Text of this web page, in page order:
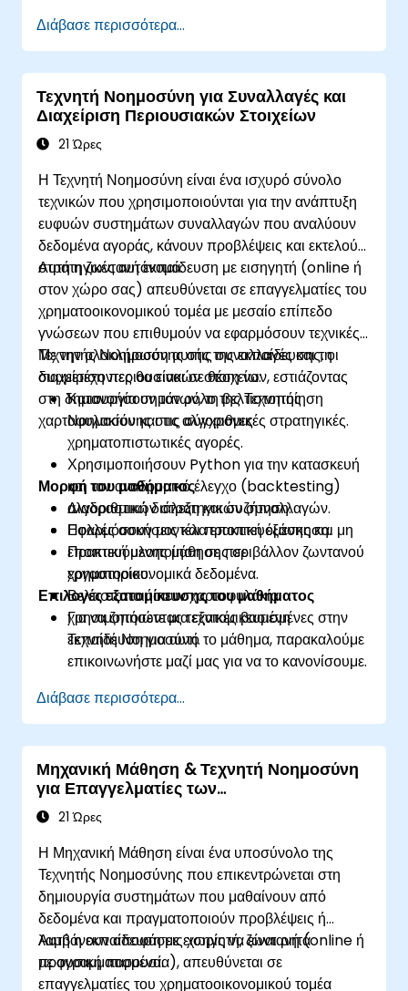
προβλέψεις και ανάλυση συναισθήματος
αγοράς.
Να αυτοματοποιήσουν τη χρηματοοικονομική
αναφορά και την εξαγωγή δεδομένων
χρησιμοποιώντας προτροπές Τεχνητής
Νοημοσύνης.
κινδύνου υποστηριζόμενα από Τεχνητή
Νοημοσύνη μέσω βελτιστοποιημένων
προτροπών.
Να διασφαλίσουν τη συμμόρφωση και τις
ηθικές θεωρήσεις κατά τη χρήση Τεχνητής
Νοημοσύνης στα χρηματοοικονομικά.
Διάβασε περισσότερα...
Τεχνητή Νοημοσύνη για Συναλλαγές και
Διαχείριση Περιουσιακών Στοιχείων
21 Ώρες
Η Τεχνητή Νοημοσύνη είναι ένα ισχυρό σύνολο
τεχνικών που χρησιμοποιούνται για την ανάπτυξη
ευφυών συστημάτων συναλλαγών που αναλύουν
δεδομένα αγοράς, κάνουν προβλέψεις και εκτελούν
στρατηγικές αυτόνομα.
Αυτή η ζωντανή εκπαίδευση με εισηγητή (online ή
στον χώρο σας) απευθύνεται σε επαγγελματίες του
χρηματοοικονομικού τομέα με μεσαίο επίπεδο
γνώσεων που επιθυμούν να εφαρμόσουν τεχνικές
Τεχνητής Νοημοσύνης στις συναλλαγές και τη
διαχείριση περιουσιακών στοιχείων, εστιάζοντας
στη δημιουργία σημάτων, τη βελτιστοποίηση
χαρτοφυλακίου και τις αλγοριθμικές στρατηγικές.
Με την ολοκλήρωση αυτής της εκπαίδευσης, οι
συμμετέχοντες θα είναι σε θέση να:
Κατανοήσουν τον ρόλο της Τεχνητής
Νοημοσύνης στις σύγχρονες
χρηματοπιστωτικές αγορές.
Χρησιμοποιήσουν Python για την κατασκευή
και τον αναδρομικό έλεγχο (backtesting)
αλγοριθμικών στρατηγικών συναλλαγών.
Εφαρμόσουν μοντέλα εποπτευόμενης και μη
εποπτευόμενης μάθησης σε
χρηματοοικονομικά δεδομένα.
Βελτιστοποιήσουν χαρτοφυλάκια
χρησιμοποιώντας τεχνικές βασισμένες στην
Τεχνητή Νοημοσύνη.
Μορφή του μαθήματος
Διαδραστική διάλεξη και συζήτηση.
Πολλές ασκήσεις και πρακτική εξάσκηση.
Πρακτική υλοποίηση σε περιβάλλον ζωντανού
εργαστηρίου.
Επιλογές εξατομίκευσης του μαθήματος
Για να ζητήσετε μια εξατομικευμένη
εκπαίδευση για αυτό το μάθημα, παρακαλούμε
επικοινωνήστε μαζί μας για να το κανονίσουμε.
Διάβασε περισσότερα...
Μηχανική Μάθηση & Τεχνητή Νοημοσύνη
για Επαγγελματίες των
Χρηματοοικονομικών
21 Ώρες
Η Μηχανική Μάθηση είναι ένα υποσύνολο της
Τεχνητής Νοημοσύνης που επικεντρώνεται στη
δημιουργία συστημάτων που μαθαίνουν από
δεδομένα και πραγματοποιούν προβλέψεις ή
λαμβάνουν αποφάσεις χωρίς να είναι ρητά
προγραμματισμένα.
Αυτή η εκπαίδευση με εισηγητή, ζωντανή (online ή
με φυσική παρουσία), απευθύνεται σε
επαγγελματίες του χρηματοοικονομικού τομέα